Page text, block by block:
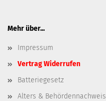
Mehr über...
Impressum
Vertrag Widerrufen
Batteriegesetz
Alters & Behördennachweis